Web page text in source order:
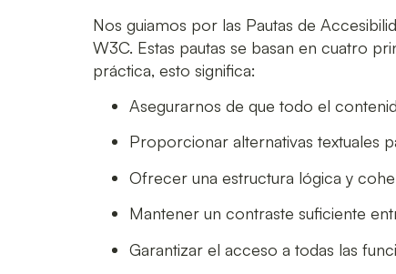
Nos guiamos por las Pautas de
W3C. Estas pautas se basan en cuatro
práctica, esto significa:
Asegurarnos de que todo el
Proporcionar alternativas textuales
Ofrecer una estructura lógica y
Mantener un contraste suficiente
Garantizar el acceso a todas las